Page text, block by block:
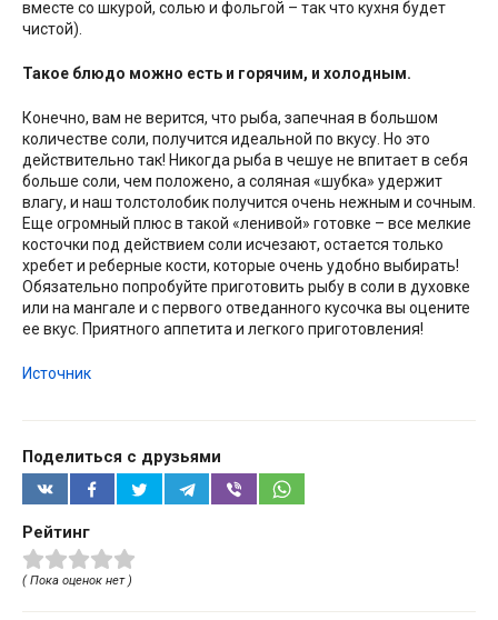
вместе со шкурой, солью и фольгой – так что кухня будет
чистой).
Такое блюдо можно есть и горячим, и холодным.
Конечно, вам не верится, что рыба, запечная в большом
количестве соли, получится идеальной по вкусу. Но это
действительно так! Никогда рыба в чешуе не впитает в себя
больше соли, чем положено, а соляная «шубка» удержит
влагу, и наш толстолобик получится очень нежным и сочным.
Еще огромный плюс в такой «ленивой» готовке – все мелкие
косточки под действием соли исчезают, остается только
хребет и реберные кости, которые очень удобно выбирать!
Обязательно попробуйте приготовить рыбу в соли в духовке
или на мангале и с первого отведанного кусочка вы оцените
ее вкус. Приятного аппетита и легкого приготовления!
Источник
Поделиться с друзьями
Рейтинг
( Пока оценок нет )